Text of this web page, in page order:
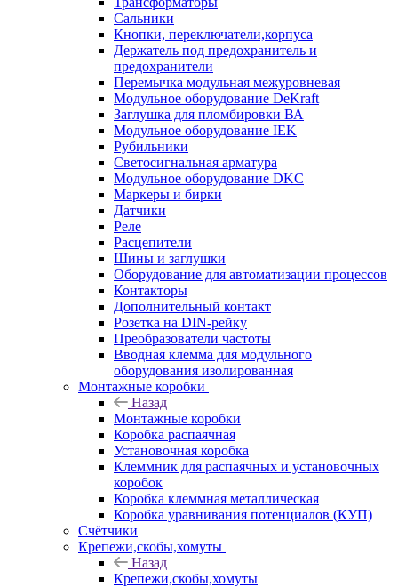
Сальники
Кнопки, переключатели,корпуса
Держатель под предохранитель и
предохранители
Перемычка модульная межуровневая
Модульное оборудование DeKraft
Заглушка для пломбировки ВА
Модульное оборудование IEK
Рубильники
Светосигнальная арматура
Модульное оборудование DKC
Маркеры и бирки
Датчики
Реле
Расцепители
Шины и заглушки
Оборудование для автоматизации процессов
Контакторы
Дополнительный контакт
Розетка на DIN-рейку
Преобразователи частоты
Вводная клемма для модульного
оборудования изолированная
Монтажные коробки
Назад
Монтажные коробки
Коробка распаячная
Установочная коробка
Клеммник для распаячных и установочных
коробок
Коробка клеммная металлическая
Коробка уравнивания потенциалов (КУП)
Счётчики
Крепежи,скобы,хомуты
Назад
Крепежи,скобы,хомуты